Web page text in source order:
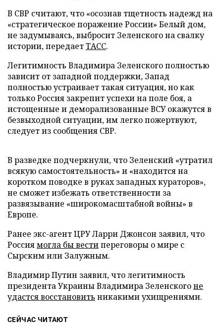
В СВР считают, что «осознав тщетность надежд на
«стратегическое поражение России» Белый дом,
не задумываясь, выбросит Зеленского на свалку
истории, передаетТАСС.
Легитимность Владимира Зеленского полностью
зависит от западной поддержки, Запад
полностью устраивает такая ситуация, но как
только Россия закрепит успехи на поле боя, а
истощенные и деморализованные ВСУ окажутся в
безвыходной ситуации, им легко пожертвуют,
следует из сообщения СВР.
В разведке подчеркнули, что Зеленский «утратил
всякую самостоятельность» и «находится на
коротком поводке в руках западных кураторов»,
не сможет избежать ответственности за
развязывание «широкомасштабной войны» в
Европе.
Ранее экс-агент ЦРУ Ларри Джонсон заявил, что
Россиямогла бы вестипереговоры о мире с
Сырским или Залужным.
Владимир Путин заявил, что легитимность
президента Украины Владимира Зеленскогоне
удастся восстановить никакими ухищрениями.
СЕЙЧАС ЧИТАЮТ